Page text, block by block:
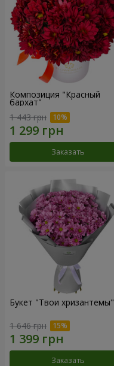
Композиция "Красный
бархат"
1 443 грн
Заказать
Букет "Твои хризантемы"
1 646 грн
Заказать